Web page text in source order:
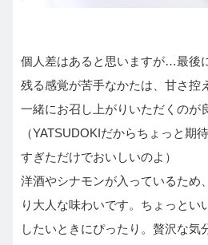
個人差はあると思いますが…最後
残る感覚が苦手なかたは、甘さ控
一緒にお召し上がりいただくのが
（YATSUDOKIだからちょっと期
すぎただけでおいしいのよ）
洋酒やシナモンが入っているため
り大人な味わいです。ちょっとい
したいときにぴったり。贅沢な気